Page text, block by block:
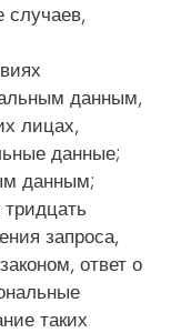
данным,
лицах,
данные;
данным;
запроса,
ответ о
таких